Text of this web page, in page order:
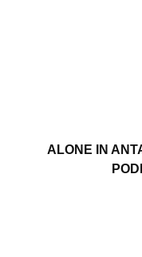
ALONE IN